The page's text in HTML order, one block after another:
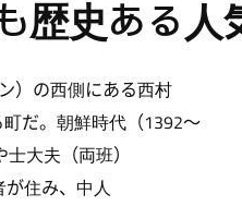
歴史ある人
）の西側にある西村
町だ。朝鮮時代（1392～
大夫（両班）
住み、中人